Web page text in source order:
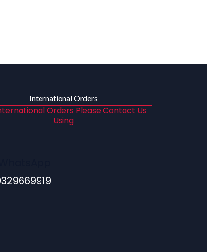
International Orders
Orders Please Contact Us
Using